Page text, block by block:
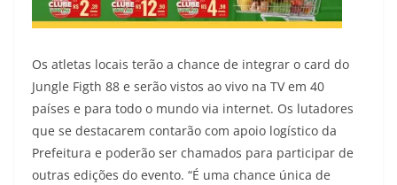
Os atletas locais terão a chance de integrar o card do
Jungle Figth 88 e serão vistos ao vivo na TV em 40
países e para todo o mundo via internet. Os lutadores
que se destacarem contarão com apoio logístico da
Prefeitura e poderão ser chamados para participar de
outras edições do evento. “É uma chance única de